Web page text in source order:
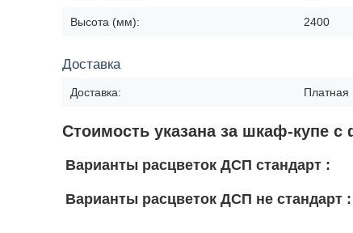
Высота (мм): 2400
Доставка
Доставка: Платная
Стоимость указана за шкаф-купе
Варианты расцветок ДСП стандарт :
Варианты расцветок ДСП не стандарт :